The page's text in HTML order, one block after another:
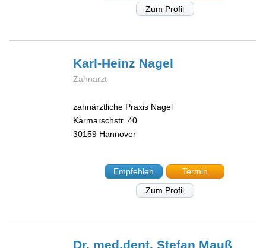
Zum Profil
Karl-Heinz Nagel
Zahnarzt
zahnärztliche Praxis Nagel
Karmarschstr. 40
30159 Hannover
Empfehlen
Termin
Zum Profil
Dr. med.dent. Stefan Mauß